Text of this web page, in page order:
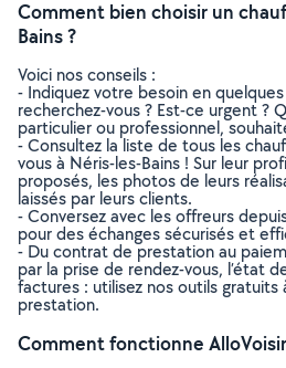
Comment bien choisir un
Bains ?
Voici nos conseils :
- Indiquez votre besoin en
recherchez-vous ? Est-ce urgent ?
particulier ou professionnel,
- Consultez la liste de tous les
vous à Néris-les-Bains ! Sur leur
proposés, les photos de leurs
laissés par leurs clients.
- Conversez avec les offreurs
pour des échanges sécurisés et
- Du contrat de prestation au
par la prise de rendez-vous, l’état
factures : utilisez nos outils
prestation.
Comment fonctionne